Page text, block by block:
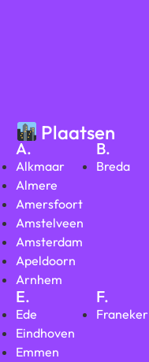
Plaatsen
A.
Alkmaar
Almere
Amersfoort
Amstelveen
Amsterdam
Apeldoorn
Arnhem
B.
Breda
E.
Ede
Eindhoven
Emmen
F.
Franeker